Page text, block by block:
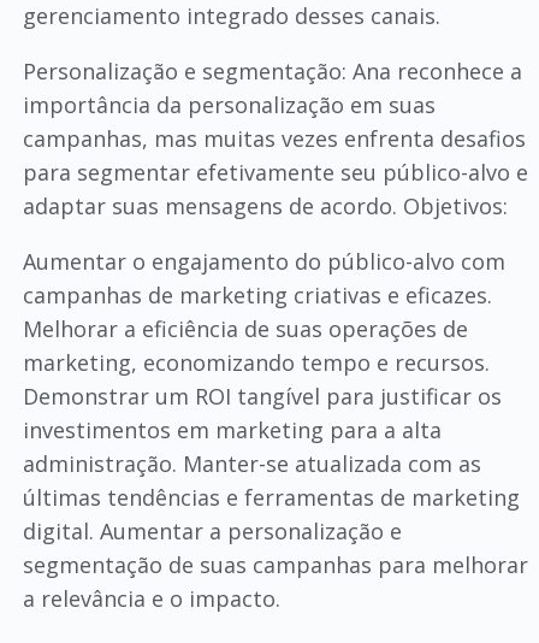
gerenciamento integrado desses canais.
Personalização e segmentação: Ana reconhece a
importância da personalização em suas
campanhas, mas muitas vezes enfrenta desafios
para segmentar efetivamente seu público-alvo e
adaptar suas mensagens de acordo. Objetivos:
Aumentar o engajamento do público-alvo com
campanhas de marketing criativas e eficazes.
Melhorar a eficiência de suas operações de
marketing, economizando tempo e recursos.
Demonstrar um ROI tangível para justificar os
investimentos em marketing para a alta
administração. Manter-se atualizada com as
últimas tendências e ferramentas de marketing
digital. Aumentar a personalização e
segmentação de suas campanhas para melhorar
a relevância e o impacto.